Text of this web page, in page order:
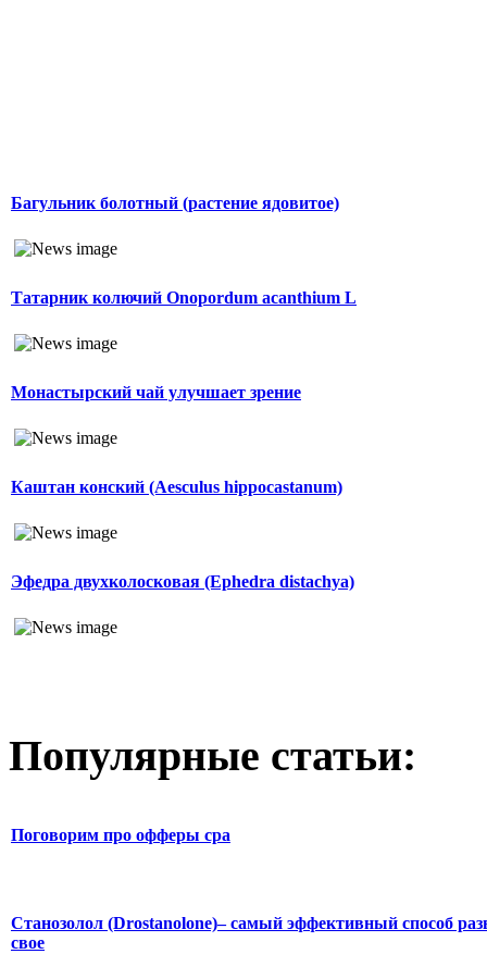
Багульник болотный (растение ядовитое)
Татарник колючий Onopordum acanthium L
Монастырский чай улучшает зрение
Каштан конский (Aesculus hippocastanum)
Эфедра двухколосковая (Ephedra distachya)
Популярные статьи:
Поговорим про офферы cpa
Станозолол (Drostanolone)– самый эффективный способ
свое